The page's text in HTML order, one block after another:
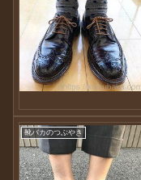
靴バカのつぶやき